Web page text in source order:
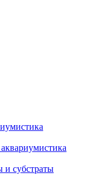
и субстраты